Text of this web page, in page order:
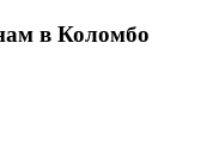
в Коломбо